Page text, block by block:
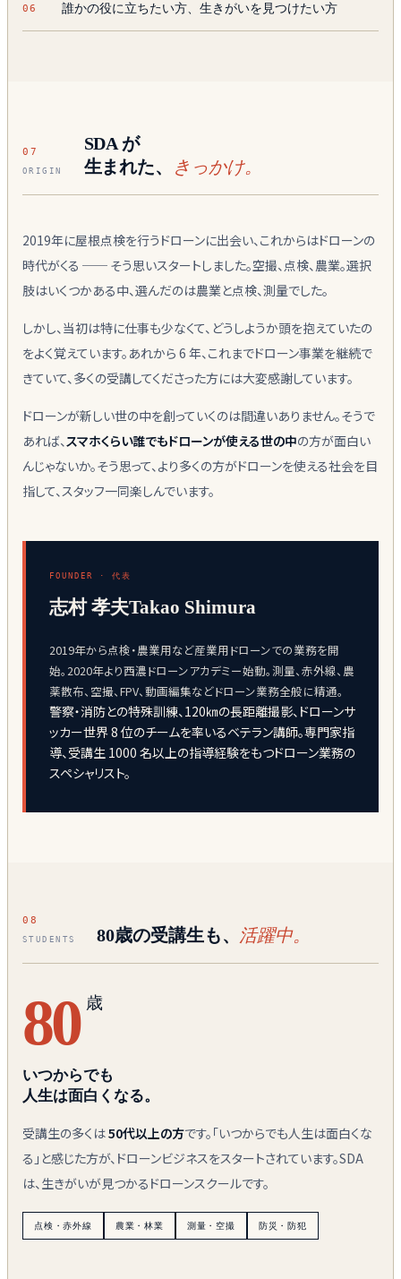
誰かの役に立ちたい方、生きがいを見つけたい方
07
ORIGIN
SDA が
生まれた、
きっかけ。
2019年に屋根点検を行うドローンに出会い、これからはドローンの
時代がくる ── そう思いスタートしました。空撮、点検、農業。選択
肢はいくつかある中、選んだのは農業と点検、測量でした。
しかし、当初は特に仕事も少なくて、どうしようか頭を抱えていたの
をよく覚えています。あれから 6 年、これまでドローン事業を継続で
きていて、多くの受講してくださった方には大変感謝しています。
ドローンが新しい世の中を創っていくのは間違いありません。そうで
あれば、 スマホくらい誰でもドローンが使える世の中の方が面白い
んじゃないか。そう思って、より多くの方がドローンを使える社会を目
指して、スタッフ一同楽しんでいます。
FOUNDER · 代表
志村 孝夫Takao Shimura
2019年から点検・農業用など産業用ドローンでの業務を開
始。2020年より西濃ドローンアカデミー始動。測量、赤外線、農
薬散布、空撮、FPV、動画編集などドローン業務全般に精通。
警察・消防との特殊訓練、120㎞の長距離撮影、ドローンサ
ッカー世界 8 位のチームを率いるベテラン講師。専門家指
導、受講生 1000 名以上の指導経験をもつドローン業務の
スペシャリスト。
08
STUDENTS 80歳の受講生も、 活躍中。
80 歳
いつからでも
人生は面白くなる。
受講生の多くは50代以上の方です。「いつからでも人生は面白くな
る」と感じた方が、ドローンビジネスをスタートされています。SDA
は、生きがいが見つかるドローンスクールです。
点検・赤外線 農業・林業 測量・空撮 防災・防犯